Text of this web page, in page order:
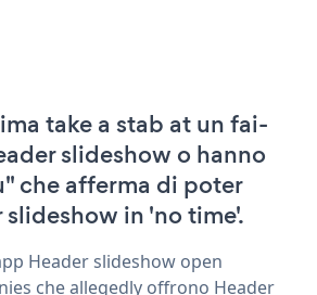
take a stab at un fai-
slideshow o hanno
che afferma di poter
in 'no time'.
Header slideshow open
che allegedly offrono Header